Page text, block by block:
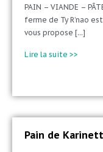
PAIN – VIANDE –
ferme de Ty R’nao
vous propose [...]
Lire la suite >>
Pain de